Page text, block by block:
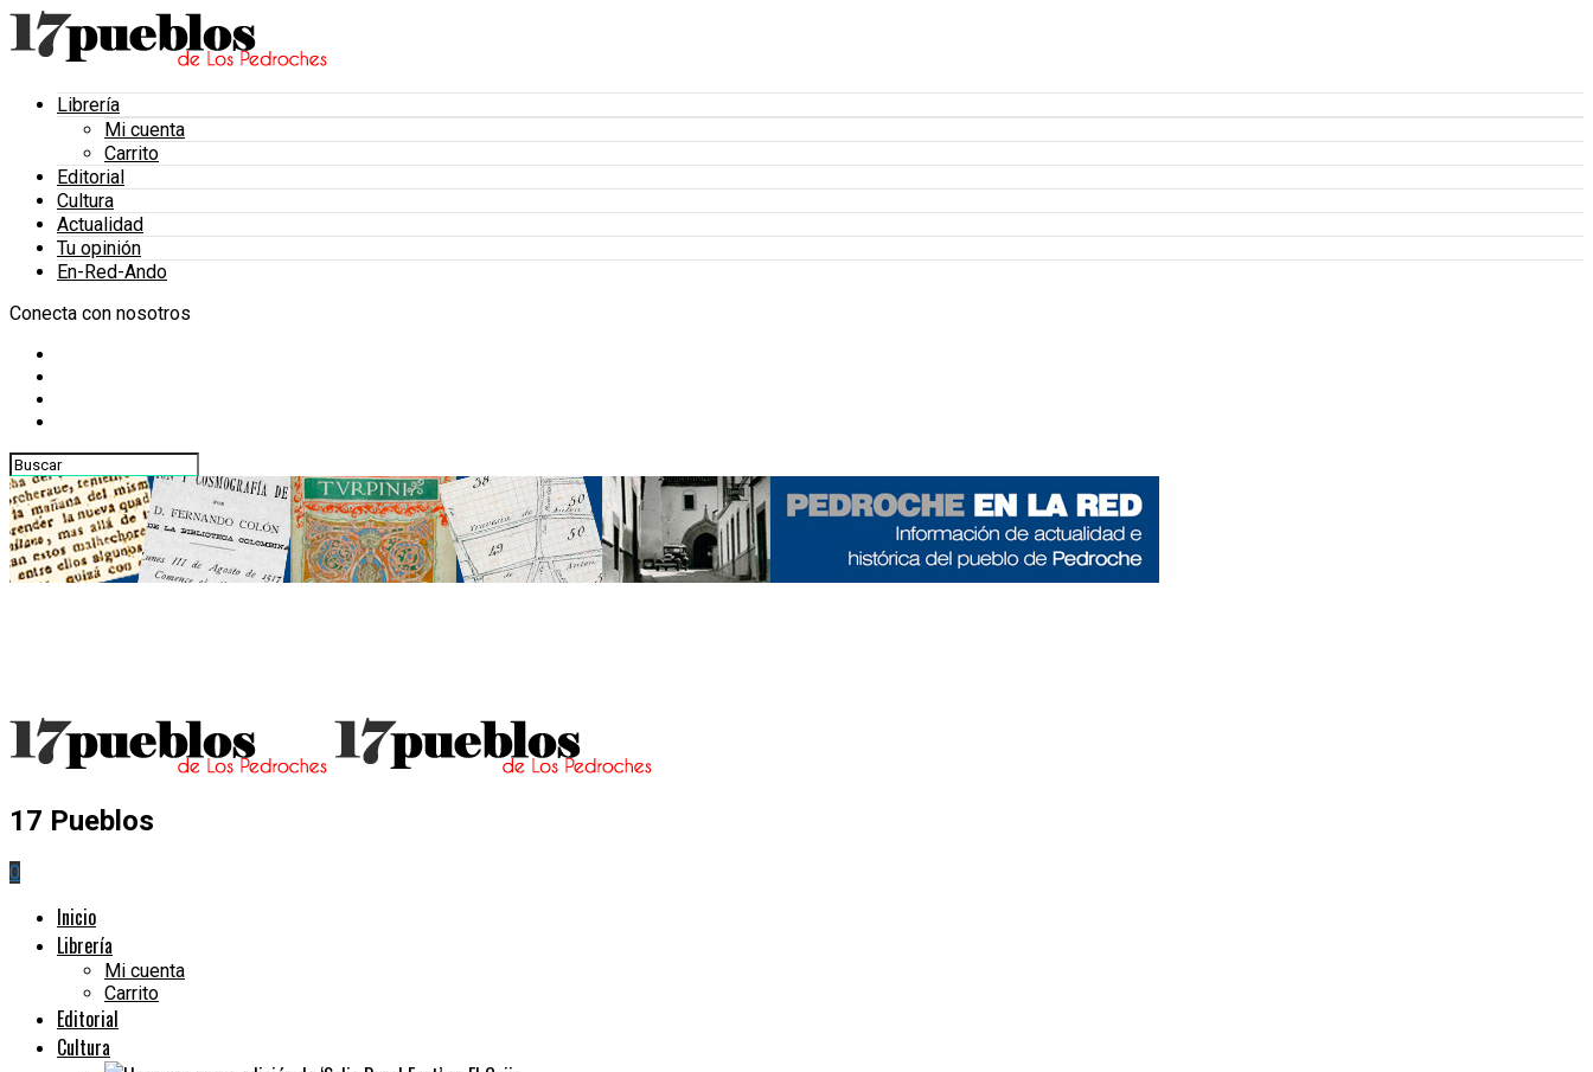
Librería
Mi cuenta
Carrito
Editorial
Cultura
Actualidad
Tu opinión
En-Red-Ando
Conecta con nosotros
17 Pueblos
0
Inicio
Librería
Mi cuenta
Carrito
Editorial
Cultura